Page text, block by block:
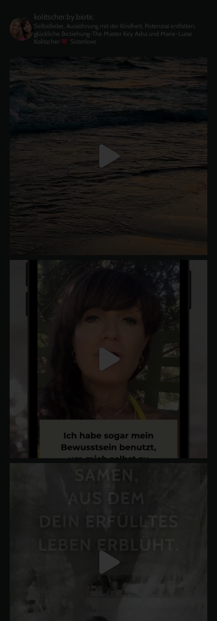
kolitscher.by.biotic
Selbstliebe, Aussöhnung mit der Kindheit, Potenzial entfalten,
glückliche Beziehung-The Master Key Asha und Marie-Luise
Kolitscher
Sisterlove